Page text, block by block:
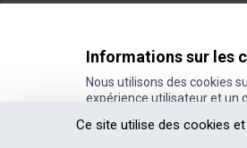
Ce site utilise des cookies
Informations sur les
Nous utilisons des cookies
expérience utilisateur et un
(Lien externe)
Site réalisé grâce aulogiciel